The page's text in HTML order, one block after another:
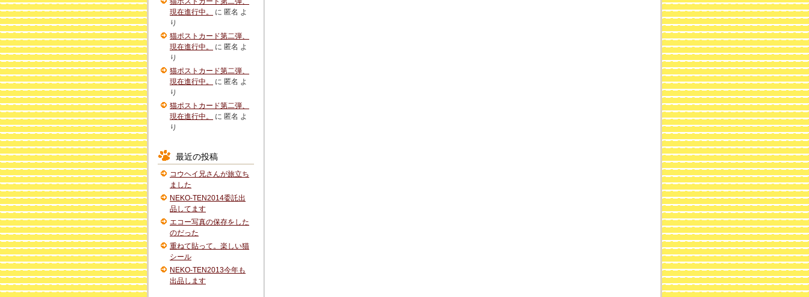
現在進行中。
に 匿名 よ
り
猫ポストカード第二弾、
現在進行中。
に 匿名 よ
り
猫ポストカード第二弾、
現在進行中。
に 匿名 よ
り
猫ポストカード第二弾、
現在進行中。
に 匿名 よ
り
最近の投稿
コウヘイ兄さんが旅立ち
ました
NEKO-TEN2014委託出
品してます
エコー写真の保存をした
のだった
重ねて貼って。楽しい猫
シール
NEKO-TEN2013今年も
出品します